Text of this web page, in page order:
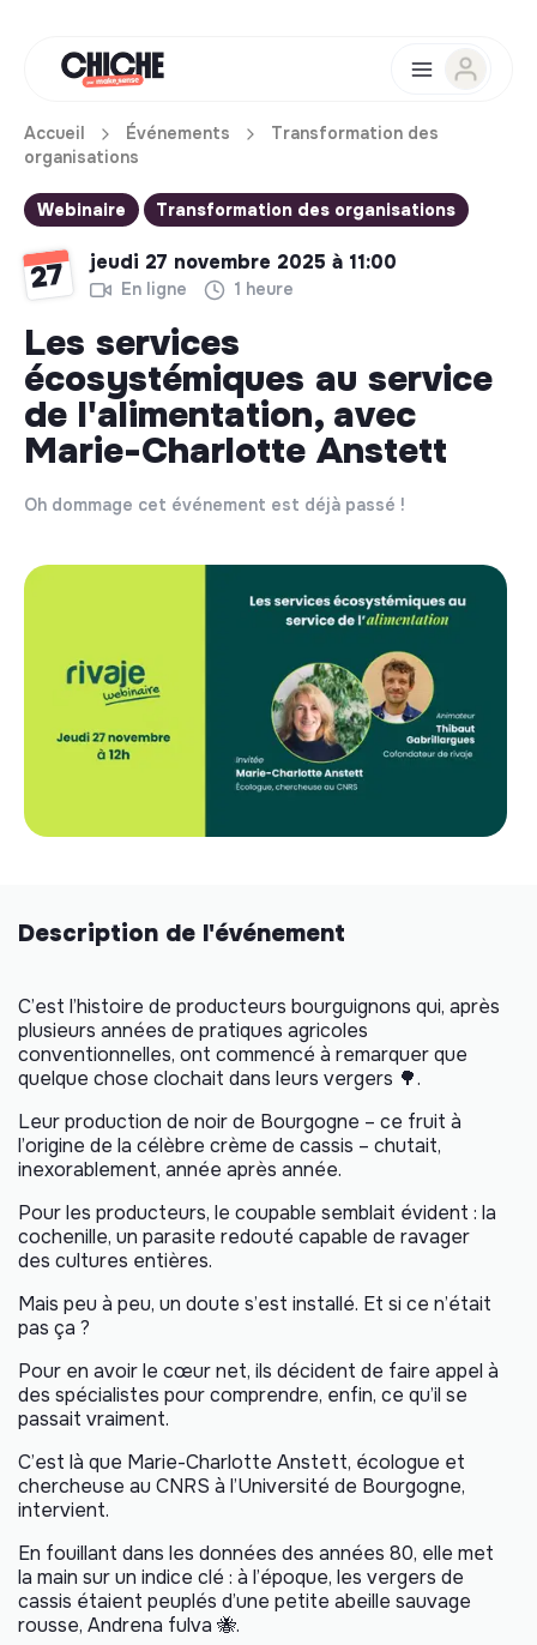
Accueil Événements
Transformation des
organisations
Webinaire Transformation des organisations
27 jeudi 27 novembre 2025 à 11:00
En ligne 1 heure
Les services
écosystémiques au service
de l'alimentation, avec
Marie-Charlotte Anstett
Oh dommage cet événement est déjà passé !
Description de l'événement
C’est l’histoire de producteurs bourguignons qui, après
plusieurs années de pratiques agricoles
conventionnelles, ont commencé à remarquer que
quelque chose clochait dans leurs vergers 🌳.
Leur production de noir de Bourgogne – ce fruit à
l’origine de la célèbre crème de cassis – chutait,
inexorablement, année après année.
Pour les producteurs, le coupable semblait évident : la
cochenille, un parasite redouté capable de ravager
des cultures entières.
Mais peu à peu, un doute s’est installé. Et si ce n’était
pas ça ?
Pour en avoir le cœur net, ils décident de faire appel à
des spécialistes pour comprendre, enfin, ce qu’il se
passait vraiment.
C’est là que Marie-Charlotte Anstett, écologue et
chercheuse au CNRS à l’Université de Bourgogne,
intervient.
En fouillant dans les données des années 80, elle met
la main sur un indice clé : à l’époque, les vergers de
cassis étaient peuplés d’une petite abeille sauvage
rousse, Andrena fulva 🐝.